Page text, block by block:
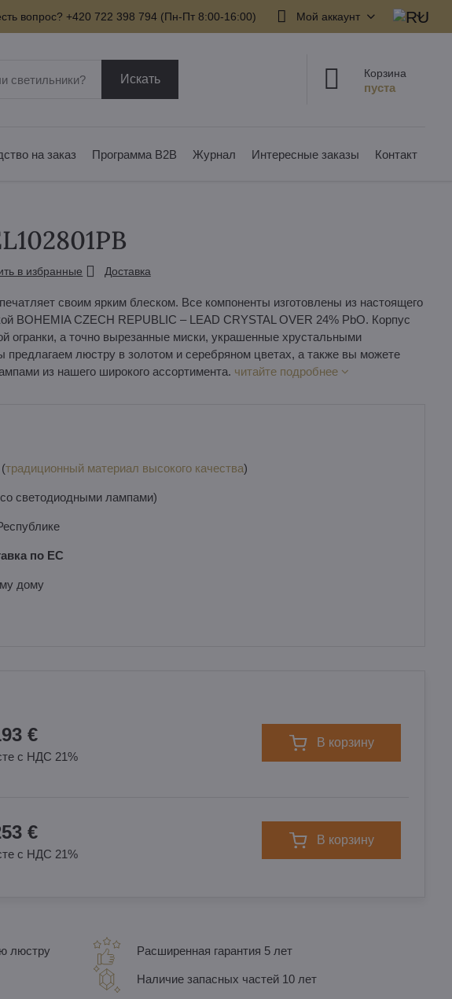
вопрос? +420 722 398 794​ (Пн-Пт 8:00-16:00) Мой аккаунт
Искать Корзина
на заказ Программа B2B Журнал Интересные заказы Контакт
в избранные Доставка
своим ярким блеском. Все компоненты изготовлены из настоящего
BOHEMIA CZECH REPUBLIC – LEAD CRYSTAL OVER 24% PbO. Корпус
огранки, а точно вырезанные миски, украшенные хрустальными
люстру в золотом и серебряном цветах, а также вы можете
из нашего широкого ассортимента. читайте подробнее
традиционный материал высокого качества)
светодиодными лампами)
по ЕС
дому
€
с НДС 21%
в корзину
€
с НДС 21%
в корзину
люстру Расширенная гарантия 5 лет
Наличие запасных частей 10 лет